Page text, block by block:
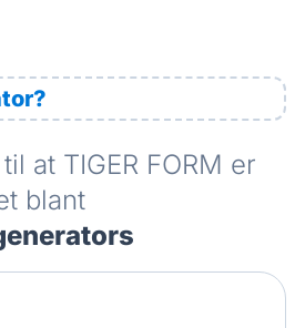
at TIGER FORM er
blant